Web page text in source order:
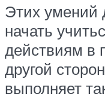
Этих умений
начать
действиям в
другой
выполняет